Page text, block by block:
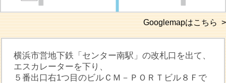
Googlemapはこちら >
横浜市営地下鉄「センター南駅」の改札口を出て、
エスカレーターを下り、
５番出口右1つ目のビルＣＭ－ＰＯＲＴビル８Ｆで